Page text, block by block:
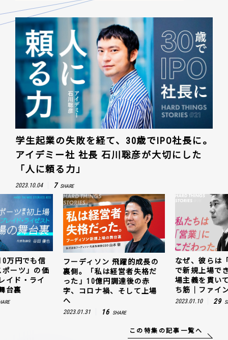
学生起業の失敗を経て、30歳でIPO社長に。
アイデミー社 社長 石川聡彦が大切にした
「人に頼る力」
2023.10.04 7 SHARE
ディソン 飛躍的成長の
。「私は経営者失格だ
」10億円調達後の赤
コロナ禍、そして上場
なぜ、彼らは「動画領域」
で新規上場できたのか。現
場主義を貫いて見つけた勝
ち筋｜ファインズ 三輪幸将
キャ
じ抜
値。
ゼス
この特集の記事一覧へ